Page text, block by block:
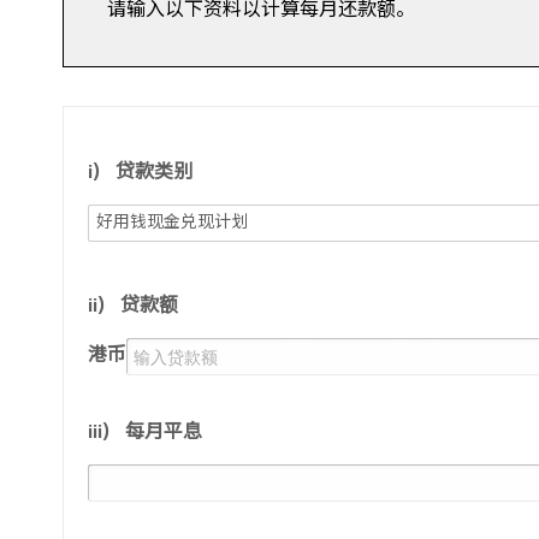
请输入以下资料以计算每月还款额。
i) 贷款类别
好用钱现金兑现计划
ii) 贷款额
港币
iii) 每月平息